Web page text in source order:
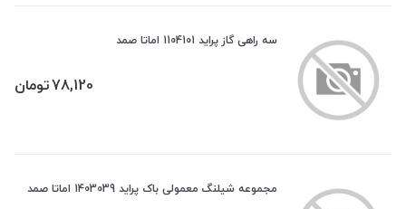
سه راهی گاز پراید 1104101 اماتا صمد
78,120تومان
مجموعه شیلنگ معمولی باک پراید 1403039 اماتا صمد